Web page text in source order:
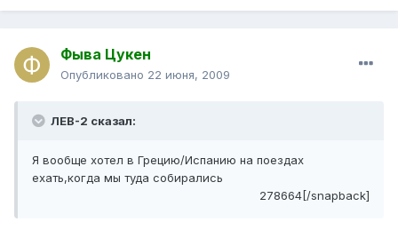
Фыва Цукен
Опубликовано 22 июня, 2009
ЛЕВ-2 сказал:
Я вообще хотел в Грецию/Испанию на поездах
ехать,когда мы туда собирались
278664[/snapback]